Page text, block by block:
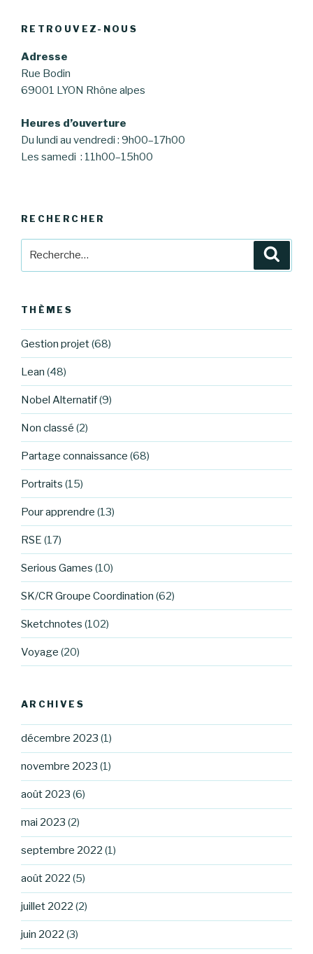
RETROUVEZ-NOUS
Adresse
Rue Bodin
69001 LYON Rhône alpes
Heures d’ouverture
Du lundi au vendredi : 9h00–17h00
Les samedi : 11h00–15h00
RECHERCHER
THÈMES
Gestion projet(68)
Lean (48)
Nobel Alternatif(9)
Non classé (2)
Partage connaissance (68)
Portraits (15)
Pour apprendre (13)
RSE (17)
Serious Games (10)
SK/CR Groupe Coordination (62)
Sketchnotes (102)
Voyage (20)
ARCHIVES
décembre 2023 (1)
novembre 2023 (1)
août 2023 (6)
mai 2023 (2)
septembre 2022 (1)
août 2022 (5)
juillet 2022 (2)
juin 2022 (3)